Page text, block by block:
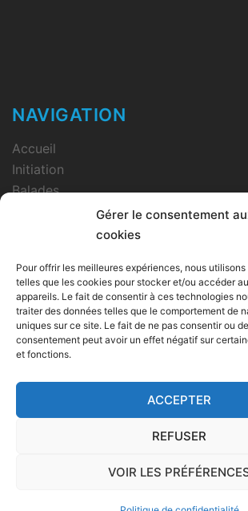
Gérer le consentement
cookies
Pour offrir les meilleures expériences, nous
telles que les cookies pour stocker et/ou accéder
appareils. Le fait de consentir à ces technologies
traiter des données telles que le comportement de
uniques sur ce site. Le fait de ne pas consentir ou
consentement peut avoir un effet négatif sur
et fonctions.
ACCEPTER
REFUSER
VOIR LES
NAVIGATION
Accueil
Initiation
Balades
Partenaires
Contact
Sécurité
AGENDA DES
Chargement en cours...
GBB_GYROZONE